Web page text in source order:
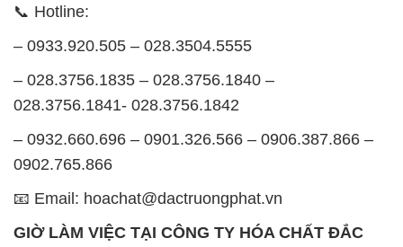
📞 Hotline:
– 0933.920.505 – 028.3504.5555
– 028.3756.1835 – 028.3756.1840 –
028.3756.1841- 028.3756.1842
– 0932.660.696 – 0901.326.566 – 0906.387.866 –
0902.765.866
📧 Email: hoachat@dactruongphat.vn
GIỜ LÀM VIỆC TẠI CÔNG TY HÓA CHẤT ĐẮC